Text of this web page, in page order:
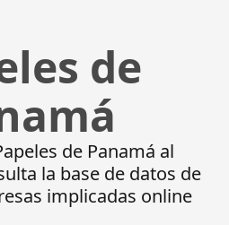
de
de Panamá al
la base de datos de
implicadas online